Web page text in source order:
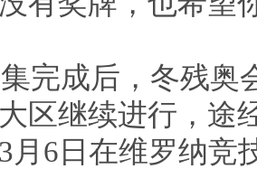
完成后，冬残奥
区继续进行，途
月6日在维罗纳竞